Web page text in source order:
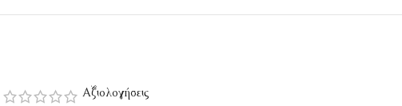
Αξιολογήσεις